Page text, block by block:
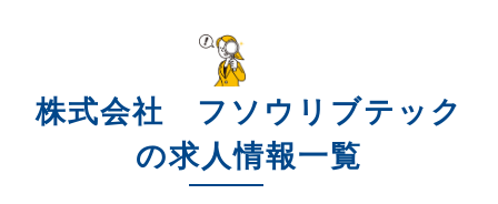
株式会社 フソウリブテック
の求人情報一覧